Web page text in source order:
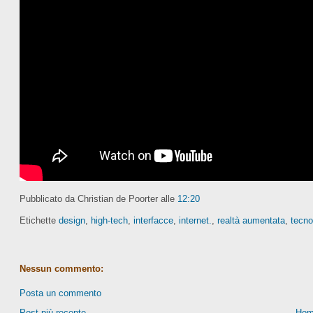
Pubblicato da Christian de Poorter alle 12:20
Etichette design, high-tech, interfacce, internet. realtà aumentata,
Nessun commento:
Posta un commento